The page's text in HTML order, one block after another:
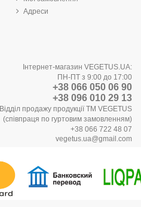
Адреси
Інтернет-магазин VEGETUS.UA:
ПН-ПТ з 9:00 до 17:00
+38 066 050 06 90
+38 096 010 29 13
Відділ продажу продукції ТМ VEGETUS
(співпраця по гуртовим замовленням)
+38 066 722 48 07
vegetus.ua@gmail.com